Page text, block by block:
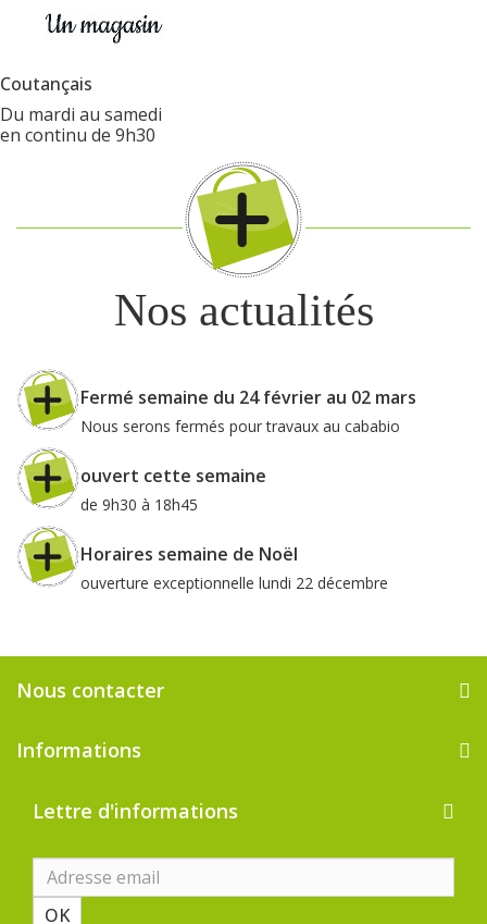
Coutançais
Du mardi au samedi
en continu de 9h30
Nos actualités
Fermé semaine du 24 février au 02 mars
Nous serons fermés pour travaux au cababio
ouvert cette semaine
de 9h30 à 18h45
Horaires semaine de Noël
ouverture exceptionnelle lundi 22 décembre
Nous contacter
Informations
Lettre d'informations
OK